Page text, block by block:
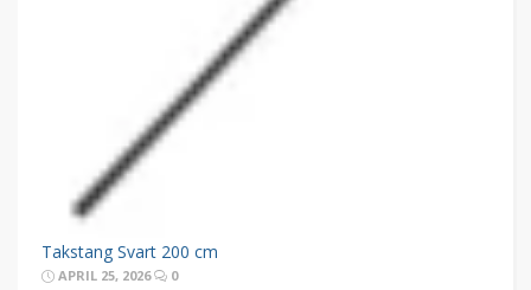
Takstang Svart 200 cm
APRIL 25, 2026 0